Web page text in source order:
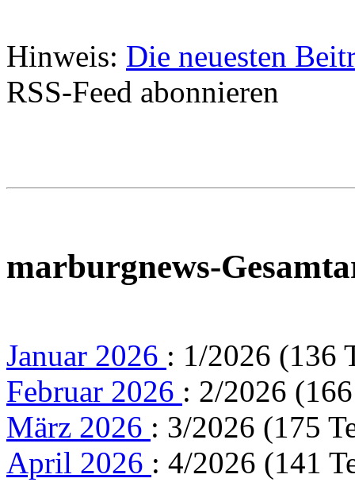
Hinweis: Die neuesten
RSS-Feed abonnieren
marburgnews-
Januar 2026 : 1/2026 (136
Februar 2026 : 2/2026
März 2026 : 3/2026 (175
April 2026 : 4/2026 (141